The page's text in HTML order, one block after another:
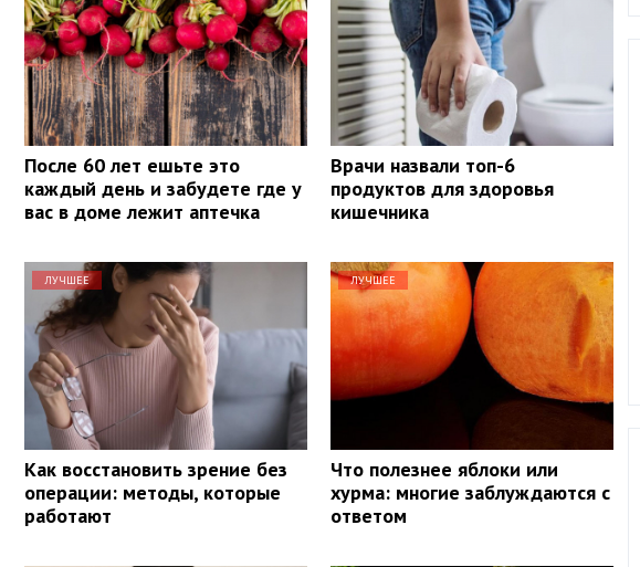
После 60 лет ешьте это
каждый день и забудете где у
вас в доме лежит аптечка
Врачи назвали топ-6
продуктов для здоровья
кишечника
ЛУЧШЕЕ
Как восстановить зрение без
операции: методы, которые
работают
ЛУЧШЕЕ
Что полезнее яблоки или
хурма: многие заблуждаются с
ответом